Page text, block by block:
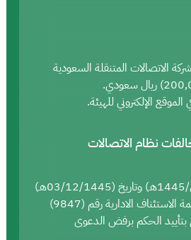
الاتصالات المتنقلة السعودية
الإلكتروني للهيئة.
نظام الاتصالات
رقم (451141216/ق/1445هـ) وتاريخ (03/12/1445هـ)
الصادر بشأنه حكم محكمة الاستئناف الادارية رقم (9847)